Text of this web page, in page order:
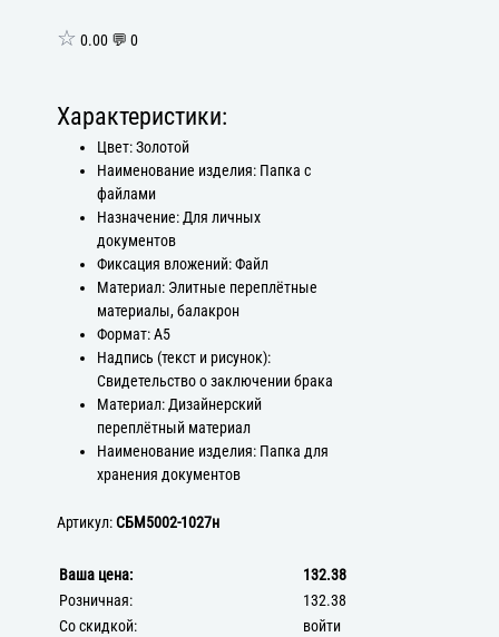
☆ 0.00 💬 0
Характеристики:
Цвет: Золотой
Наименование изделия: Папка с
файлами
Назначение: Для личных
документов
Фиксация вложений: Файл
Материал: Элитные переплётные
материалы, балакрон
Формат: А5
Надпись (текст и рисунок):
Свидетельство о заключении брака
Материал: Дизайнерский
переплётный материал
Наименование изделия: Папка для
хранения документов
Артикул:СБМ5002-1027н
Ваша цена:
132.38
Розничная:
132.38
Со скидкой:
войти